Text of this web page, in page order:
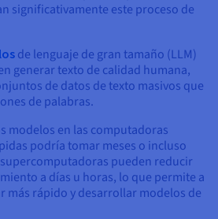
significativamente este proceso de
de lenguaje de gran tamaño (LLM)
generar texto de calidad humana,
de datos de texto masivos que
de palabras.
modelos en las computadoras
podría tomar meses o incluso
pueden reducir
a días u horas, lo que permite a
más rápido y desarrollar modelos de